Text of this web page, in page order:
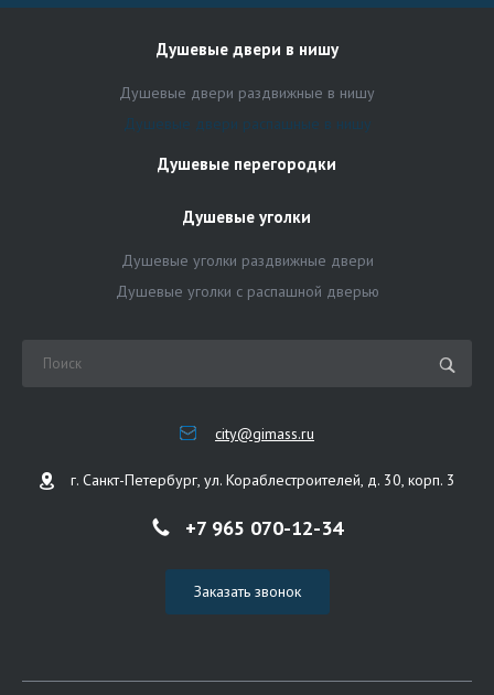
Душевые двери в нишу
Душевые двери раздвижные в нишу
Душевые двери распашные в нишу
Душевые перегородки
Душевые уголки
Душевые уголки раздвижные двери
Душевые уголки с распашной дверью
city@gimass.ru
г. Санкт-Петербург, ул. Кораблестроителей, д. 30, корп. 3
+7 965 070-12-34
Заказать звонок